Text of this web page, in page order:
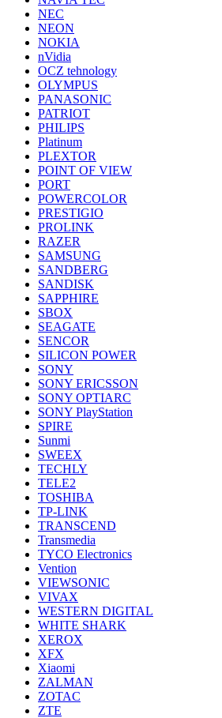
NEC
NEON
NOKIA
nVidia
OCZ tehnology
OLYMPUS
PANASONIC
PATRIOT
PHILIPS
Platinum
PLEXTOR
POINT OF VIEW
PORT
POWERCOLOR
PRESTIGIO
PROLINK
RAZER
SAMSUNG
SANDBERG
SANDISK
SAPPHIRE
SBOX
SEAGATE
SENCOR
SILICON POWER
SONY
SONY ERICSSON
SONY OPTIARC
SONY PlayStation
SPIRE
Sunmi
SWEEX
TECHLY
TELE2
TOSHIBA
TP-LINK
TRANSCEND
Transmedia
TYCO Electronics
Vention
VIEWSONIC
VIVAX
WESTERN DIGITAL
WHITE SHARK
XEROX
XFX
Xiaomi
ZALMAN
ZOTAC
ZTE